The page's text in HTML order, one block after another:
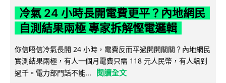
冷氣 24 小時長開電費更平？內地網民
自測結果兩極 專家拆解慳電邏輯
你信唔信冷氣長開 24 小時，電費反而平過開開關關？內地網民
實測結果兩極，有人一個月電費只需 118 元人民幣，有人飆到
過千。電力部門話不能...
閱讀全文